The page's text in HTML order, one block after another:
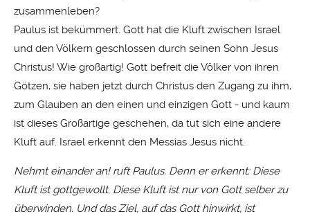
zusammenleben?
Paulus ist bekümmert. Gott hat die Kluft zwischen Israel
und den Völkern geschlossen durch seinen Sohn Jesus
Christus! Wie großartig! Gott befreit die Völker von ihren
Götzen, sie haben jetzt durch Christus den Zugang zu ihm,
zum Glauben an den einen und einzigen Gott - und kaum
ist dieses Großartige geschehen, da tut sich eine andere
Kluft auf. Israel erkennt den Messias Jesus nicht.
Nehmt einander an! ruft Paulus. Denn er erkennt: Diese
Kluft ist gottgewollt. Diese Kluft ist nur von Gott selber zu
überwinden. Und das Ziel, auf das Gott hinwirkt, ist